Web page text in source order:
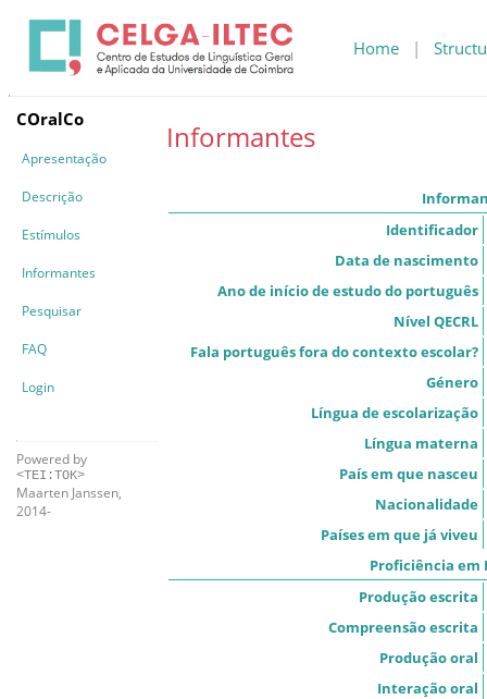
Home |
COralCo
Apresentação
Descrição
Estímulos
Informantes
Pesquisar
FAQ
Login
Powered by
<TEI:TOK>
Maarten Janssen,
2014-
Informantes
Identificador
Data de nascimento
Ano de início de estudo do português
Nível QECRL
Fala português fora do contexto escolar?
Género
Língua de escolarização
Língua materna
País em que nasceu
Nacionalidade
Países em que já viveu
Proficiência em
Produção escrita
Compreensão escrita
Produção oral
Interação oral